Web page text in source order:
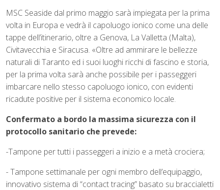
MSC Seaside dal primo maggio sarà impiegata per la prima
volta in Europa e vedrà il capoluogo ionico come una delle
tappe dell’itinerario, oltre a Genova, La Valletta (Malta),
Civitavecchia e Siracusa. «Oltre ad ammirare le bellezze
naturali di Taranto ed i suoi luoghi ricchi di fascino e storia,
per la prima volta sarà anche possibile per i passeggeri
imbarcare nello stesso capoluogo ionico, con evidenti
ricadute positive per il sistema economico locale.
Confermato a bordo la massima sicurezza con il
protocollo sanitario che prevede:
-Tampone per tutti i passeggeri a inizio e a metà crociera;
- Tampone settimanale per ogni membro dell’equipaggio,
innovativo sistema di “contact tracing” basato su braccialetti